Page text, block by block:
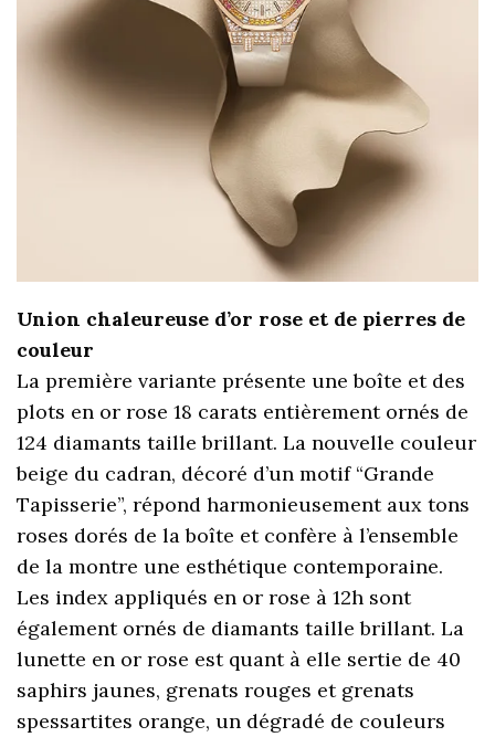
Union chaleureuse d’or rose et de pierres de
couleur
La première variante présente une boîte et des
plots en or rose 18 carats entièrement ornés de
124 diamants taille brillant. La nouvelle couleur
beige du cadran, décoré d’un motif “Grande
Tapisserie”, répond harmonieusement aux tons
roses dorés de la boîte et confère à l’ensemble
de la montre une esthétique contemporaine.
Les index appliqués en or rose à 12h sont
également ornés de diamants taille brillant. La
lunette en or rose est quant à elle sertie de 40
saphirs jaunes, grenats rouges et grenats
spessartites orange, un dégradé de couleurs